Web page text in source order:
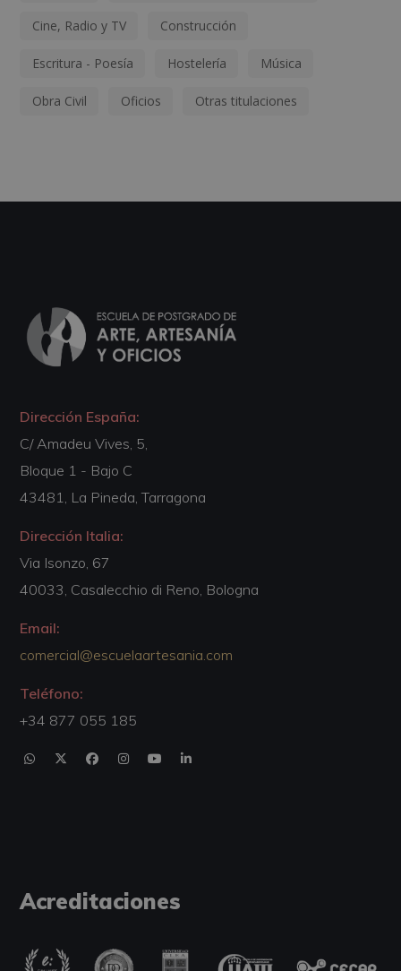
Cine, Radio y TV Construcción
Escritura - Poesía Hostelería Música
Obra Civil Oficios Otras titulaciones
Dirección España:
C/ Amadeu Vives, 5,
Bloque 1 - Bajo C
43481, La Pineda, Tarragona
Dirección Italia:
Via Isonzo, 67
40033, Casalecchio di Reno, Bologna
Email:
comercial@escuelaartesania.com
Teléfono:
+34 877 055 185
Acreditaciones